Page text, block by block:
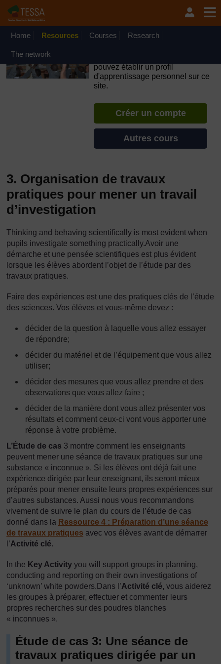
Passer au contenu principal
OpenLearn Create will be unavailable on Wednesday 12
August 2026 from 8am to 10.30am (GMT) due to routine
Home Resources Courses Research
The network
pouvez établir un profil
d'apprentissage personnel sur ce
site.
Créer un compte
Autres cours
3. Organisation de travaux
pratiques pour mener un travail
d’investigation
Thinking and behaving scientifically is most evident when
pupils investigate something practically.Avoir une
démarche et une pensée scientifiques est plus évident
lorsque les élèves abordent l’objet de l’étude par des
travaux pratiques.
Faire des expériences est une des pratiques clés de l’étude
des sciences. Vos élèves et vous-même devez :
décider de la question à laquelle vous allez essayer
de répondre;
décider du matériel et de l’équipement que vous allez
utiliser;
décider des mesures que vous allez prendre et des
observations que vous allez faire ;
décider de la manière dont vous allez présenter vos
résultats et comment ceux-ci vont vous apporter une
réponse à votre problème.
L’Étude de cas 3 montre comment les enseignants
peuvent mener une séance de travaux pratiques sur une
substance « inconnue ». Si les élèves ont déjà fait une
expérience dirigée par leur enseignant, ils seront mieux
préparés pour mener ensuite leurs propres expériences sur
d’autres substances. Aussi nous vous recommandons
vivement de suivre le plan du cours de l’étude de cas
donné dans la Ressource 4 : Préparation d’une séance
de travaux pratiques avec vos élèves avant de démarrer
l’Activité clé.
In the Key Activity you will support groups in planning,
conducting and reporting on their own investigations of
‘unknown’ white powders.Dans l’Activité clé, vous aiderez
les groupes à préparer, effectuer et commenter leurs
propres recherches sur des poudres blanches
« inconnues ».
Étude de cas 3: Une séance de
travaux pratiques dirigée par un